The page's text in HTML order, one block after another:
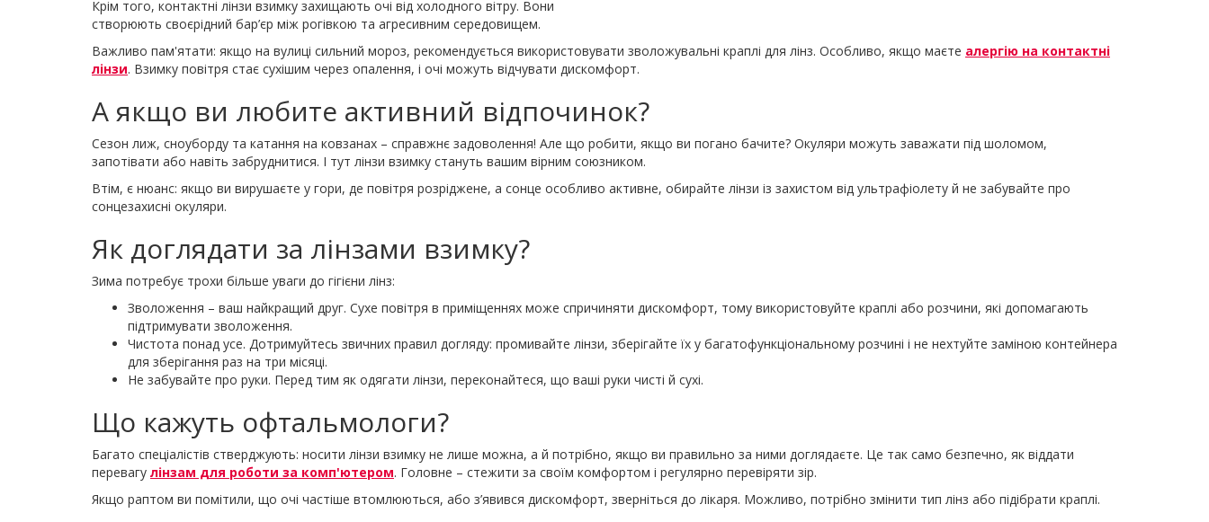
Крім того, контактні лінзи взимку захищають очі від холодного вітру. Вони
створюють своєрідний бар’єр між рогівкою та агресивним середовищем.
Важливо пам'ятати: якщо на вулиці сильний мороз, рекомендується використовувати зволожувальні краплі для лінз. Особливо, якщо маєте алергію на контактні
лінзи. Взимку повітря стає сухішим через опалення, і очі можуть відчувати дискомфорт.
А якщо ви любите активний відпочинок?
Сезон лиж, сноуборду та катання на ковзанах – справжнє задоволення! Але що робити, якщо ви погано бачите? Окуляри можуть заважати під шоломом,
запотівати або навіть забруднитися. І тут лінзи взимку стануть вашим вірним союзником.
Втім, є нюанс: якщо ви вирушаєте у гори, де повітря розріджене, а сонце особливо активне, обирайте лінзи із захистом від ультрафіолету й не забувайте про
сонцезахисні окуляри.
Як доглядати за лінзами взимку?
Зима потребує трохи більше уваги до гігієни лінз:
Зволоження – ваш найкращий друг. Сухе повітря в приміщеннях може спричиняти дискомфорт, тому використовуйте краплі або розчини, які допомагають
підтримувати зволоження.
Чистота понад усе. Дотримуйтесь звичних правил догляду: промивайте лінзи, зберігайте їх у багатофункціональному розчині і не нехтуйте заміною контейнера
для зберігання раз на три місяці.
Не забувайте про руки. Перед тим як одягати лінзи, переконайтеся, що ваші руки чисті й сухі.
Що кажуть офтальмологи?
Багато спеціалістів стверджують: носити лінзи взимку не лише можна, а й потрібно, якщо ви правильно за ними доглядаєте. Це так само безпечно, як віддати
перевагу лінзам для роботи за комп'ютером. Головне – стежити за своїм комфортом і регулярно перевіряти зір.
Якщо раптом ви помітили, що очі частіше втомлюються, або з’явився дискомфорт, зверніться до лікаря. Можливо, потрібно змінити тип лінз або підібрати краплі.